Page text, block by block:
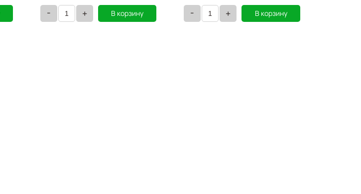
- + В корзину - + В корзину